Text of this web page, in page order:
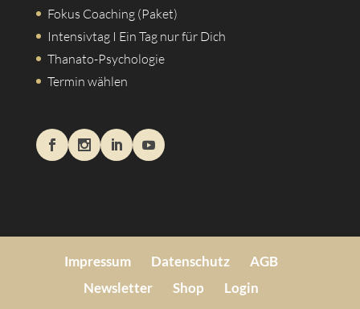
Fokus Coaching (Paket)
Intensivtag I Ein Tag nur für Dich
Thanato-Psychologie
Termin wählen
Impressum Datenschutz
AGB
Newsletter
Shop Login